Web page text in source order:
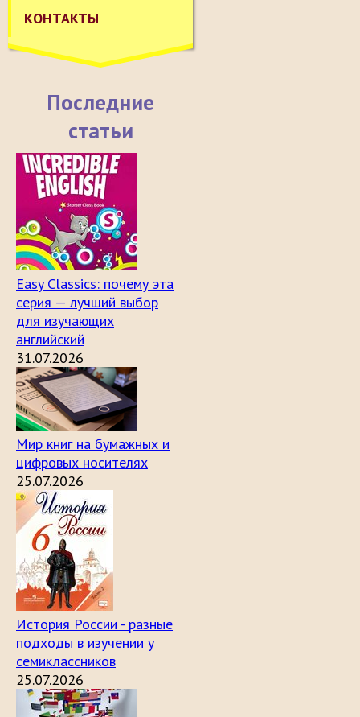
КОНТАКТЫ
Последние
статьи
Easy Classics: почему эта
серия — лучший выбор
для изучающих
английский
31.07.2026
Мир книг на бумажных и
цифровых носителях
25.07.2026
История России - разные
подходы в изучении у
семиклассников
25.07.2026